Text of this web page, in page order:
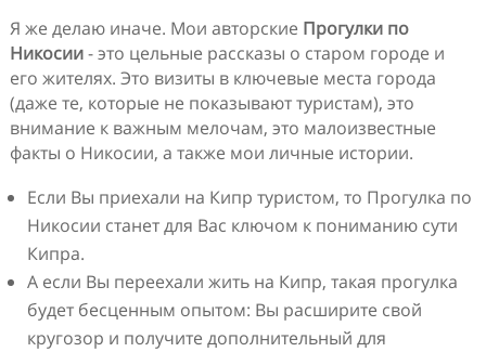
Я же делаю иначе. Мои авторские Прогулки по
Никосии- это цельные рассказы о старом городе и
его жителях. Это визиты в ключевые места города
(даже те, которые не показывают туристам), это
внимание к важным мелочам, это малоизвестные
факты о Никосии, а также мои личные истории.
Если Вы приехали на Кипр туристом, то Прогулка по
Никосии станет для Вас ключом к пониманию сути
Кипра.
А если Вы переехали жить на Кипр, такая прогулка
будет бесценным опытом: Вы расширите свой
кругозор и получите дополнительный для